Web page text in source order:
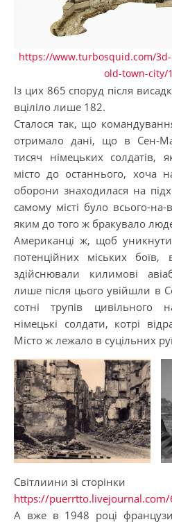
https://www.turbosquid.com/
old-town-city/
Із цих 865 споруд після
вціліло лише 182.
Сталося так, що
отримало дані, що в Сен-
тисяч німецьких солдатів,
місто до останнього, хоча
оборони знаходилася на
самому місті було всього-на-
яким до того ж бракувало
Американці ж, щоб
потенційних міських боїв,
здійснювали килимові
лише після цього увійшли в
сотні трупів цивільного
німецькі солдати, котрі
Місто ж лежало в суцільних
Світлиини зі сторінки
https://
А вже в 1948 році